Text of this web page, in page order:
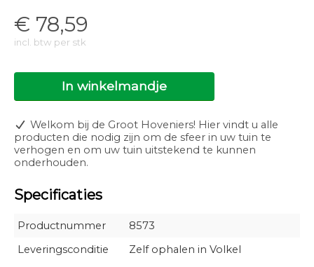
1 liter zorgt voor een verhoging van 4 GH bij 8.000 liter
water
2,5 liter zorgt voor een verhoging van 4 GH bij 20.000
5 liter zorgt voor een verhoging van 4 GH bij 40.000
liter water
10 liter zorgt voor een verhoging van 4 GH bij 80.000
liter water
Veilig?
veilig voor mens en dier.
€ 78,59
incl. btw per stk
In winkelmandje
Welkom bij de Groot Hoveniers! Hier vindt u alle
producten die nodig zijn om de sfeer in uw tuin te
verhogen en om uw tuin uitstekend te kunnen
onderhouden.
Specificaties
Productnummer
8573
Leveringsconditie
Zelf ophalen in Volkel